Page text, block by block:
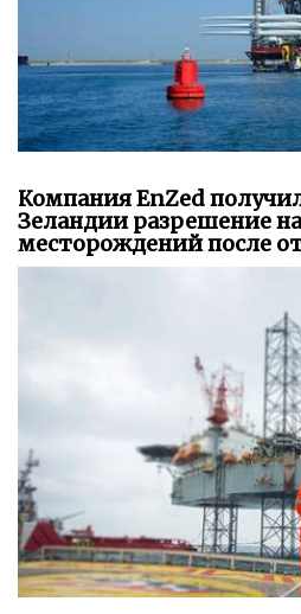
Компания EnZed
Зеландии разрешение
месторождений после